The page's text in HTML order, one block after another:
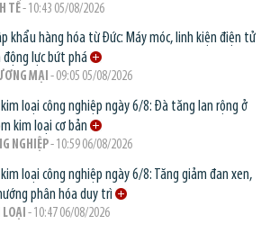
TẾ- 10:43 05/08/2026
khẩu hàng hóa từ Đức: Máy móc, linh kiện điện tử
động lực bứt phá
MẠI - 09:05 05/08/2026
loại công nghiệp ngày 6/8: Đà tăng lan rộng ở
kim loại cơ bản
NGHIỆP- 10:59 06/08/2026
loại công nghiệp ngày 6/8: Tăng giảm đan xen,
phân hóa duy trì
LOẠI - 10:47 06/08/2026